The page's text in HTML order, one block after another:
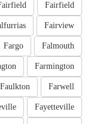
Fairfield
Fairview
Falmouth
Fargo
Farmington
Farwell
Faulkton
Fayetteville